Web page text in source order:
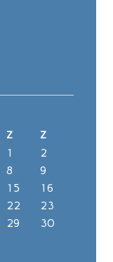
Z Z
1
2
8
9
15
16
22
23
29
30